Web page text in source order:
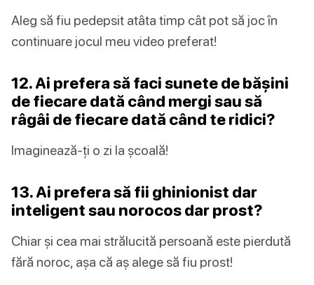
Aleg să fiu pedepsit atâta timp cât pot să joc în
continuare jocul meu video preferat!
12. Ai prefera să faci sunete de bășini
de fiecare dată când mergi sau să
râgâi de fiecare dată când te ridici?
Imaginează-ți o zi la școală!
13. Ai prefera să fii ghinionist dar
inteligent sau norocos dar prost?
Chiar și cea mai strălucită persoană este pierdută
fără noroc, așa că aș alege să fiu prost!